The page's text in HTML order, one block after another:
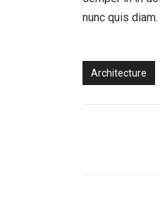
nunc quis diam.
Architecture